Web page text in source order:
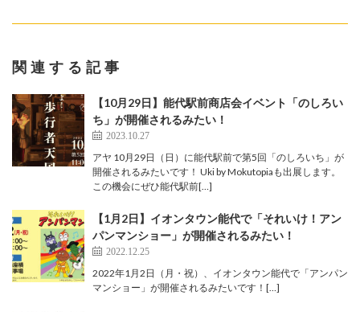
関連する記事
【10月29日】能代駅前商店会イベント「のしろい
ち」が開催されるみたい！
2023.10.27
アヤ 10月29日（日）に能代駅前で第5回「のしろいち」が
開催されるみたいです！ Uki by Mokutopiaも出展します。
この機会にぜひ能代駅前[…]
【1月2日】イオンタウン能代で「それいけ！アン
パンマンショー」が開催されるみたい！
2022.12.25
2022年1月2日（月・祝）、イオンタウン能代で「アンパン
マンショー」が開催されるみたいです！[…]